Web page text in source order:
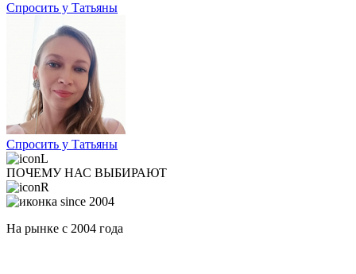
Спросить у Татьяны
Спросить у Татьяны
ПОЧЕМУ НАС ВЫБИРАЮТ
На рынке с 2004 года